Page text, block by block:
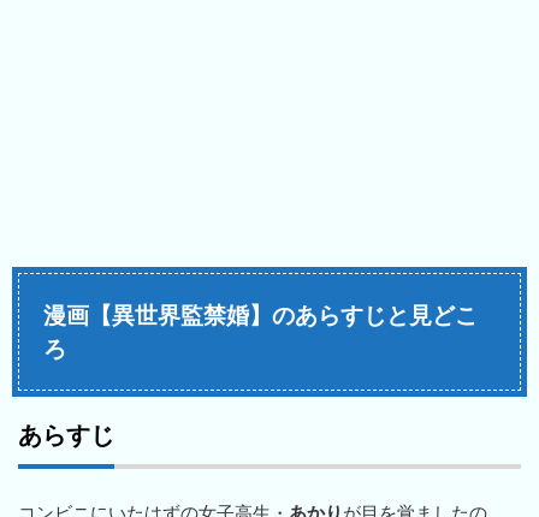
漫画【異世界監禁婚】のあらすじと見どこ
ろ
あらすじ